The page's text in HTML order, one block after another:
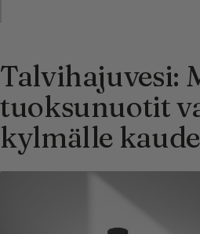
Talvihajuvesi:
tuoksunuotit
kylmälle